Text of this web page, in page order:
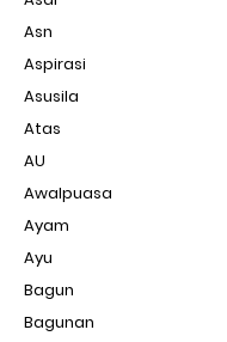
Asn
Aspirasi
Asusila
Atas
AU
Awalpuasa
Ayam
Ayu
Bagun
Bagunan